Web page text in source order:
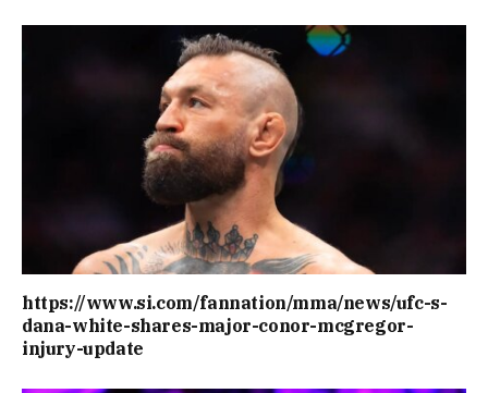
https://www.si.com/fannation/mma/news/ufc-s-
dana-white-shares-major-conor-mcgregor-
injury-update